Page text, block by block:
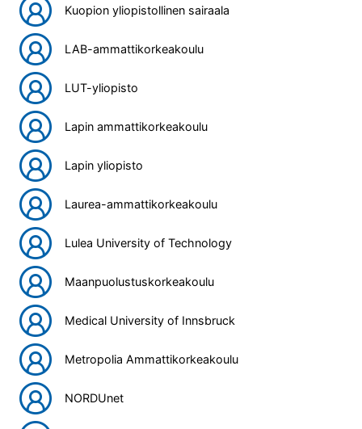
Kuopion yliopistollinen sairaala
LAB-ammattikorkeakoulu
LUT-yliopisto
Lapin ammattikorkeakoulu
Lapin yliopisto
Laurea-ammattikorkeakoulu
Lulea University of Technology
Maanpuolustuskorkeakoulu
Medical University of Innsbruck
Metropolia Ammattikorkeakoulu
NORDUnet